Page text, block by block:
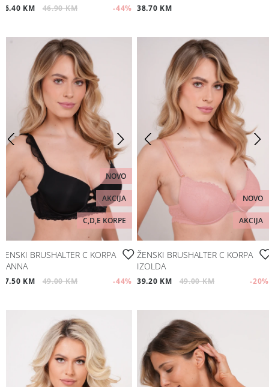
26.40 KM 46.90 KM -44% 38.70 KM
NOVO
AKCIJA
C,D,E KORPE
ŽENSKI BRUSHALTER C KORPA
NANNA
27.50 KM 49.00 KM -44%
NOVO
AKCIJA
ŽENSKI BRUSHALTER C KORPA
IZOLDA
39.20 KM 49.00 KM -20%